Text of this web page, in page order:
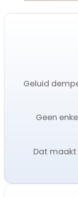
Geluid
Geen
Dat